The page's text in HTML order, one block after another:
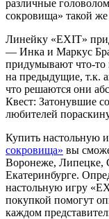
различные
сокровища» такой
Линейку «EXIT»
— Инка и Маркус
придумывают что-то
на предыдущие, т.к.
что решаются они
Квест: Затонувшие
любителей
Купить настольную
сокровища» вы
Воронеже, Липецке,
Екатеринбурге.
настольную игру
покупкой помогут
каждом